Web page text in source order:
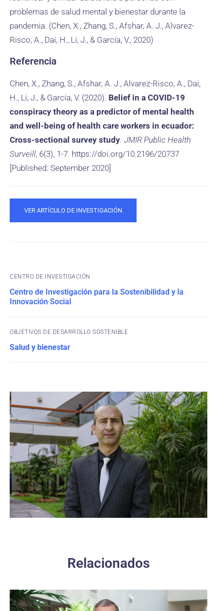
problemas de salud mental y bienestar durante la
pandemia. (Chen, X., Zhang, S., Afshar, A. J., Alvarez-
Risco, A., Dai, H., Li, J., & García, V., 2020)
Referencia
Chen, X., Zhang, S., Afshar, A. J., Alvarez-Risco, A., Dai,
H., Li, J., & García, V. (2020). Belief in a COVID-19
conspiracy theory as a predictor of mental health
and well-being of health care workers in ecuador:
Cross-sectional survey study. JMIR Public Health
Surveill, 6(3), 1-7. https://doi.org/10.2196/20737
[Published: September 2020]
VER ARTÍCULO DE INVESTIGACIÓN
CENTRO DE INVESTIGACIÓN
Centro de Investigación para la Sostenibilidad y la
Innovación Social
OBJETIVOS DE DESARROLLO SOSTENIBLE
Salud y bienestar
Relacionados